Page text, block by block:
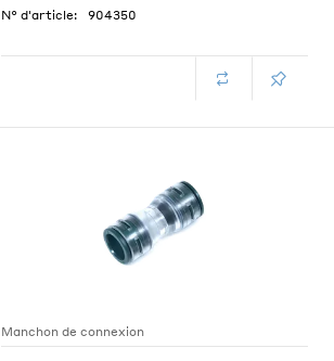
N° d'article:
904350
Manchon de connexion